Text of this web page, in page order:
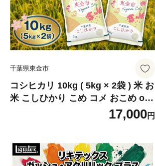
I 千葉 東金
千葉県東金市
コシヒカリ 10kg ( 5kg × 2袋 ) 米 お
米 こしひかり こめ コメ おこめ oko
me kome 国産 精米 白米 肉 にあう
魚 にあう おむすび おにぎり おかず
取り寄せ ギフト 令和7年度産 千葉
県産 鍋屋商店 千葉県 東金市
17,000円